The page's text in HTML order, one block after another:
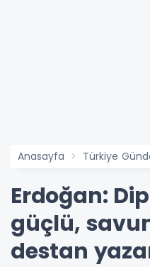
Anasayfa Türkiye
Erdoğan:
güçlü,
destan